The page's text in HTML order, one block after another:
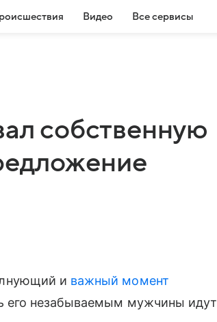
Видео Все сервисы
собственную
и важный момент
его незабываемым мужчины идут